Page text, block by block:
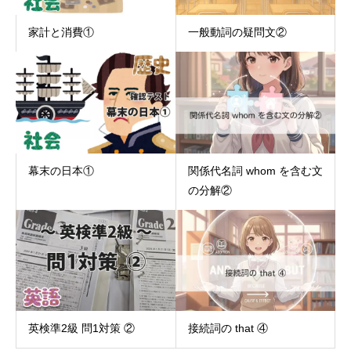
家計と消費① 一般動詞の疑問文②
幕末の日本①
関係代名詞 whom を含む文
の分解②
英検準2級 問1対策 ② 接続詞の that ④